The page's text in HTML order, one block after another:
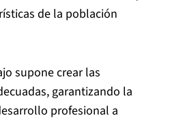
de la población
supone crear las
garantizando la
profesional a